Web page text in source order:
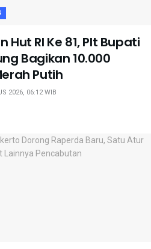
Hut RI Ke 81, Plt Bupati
Bagikan 10.000
Putih
2026, 06:12 WIB